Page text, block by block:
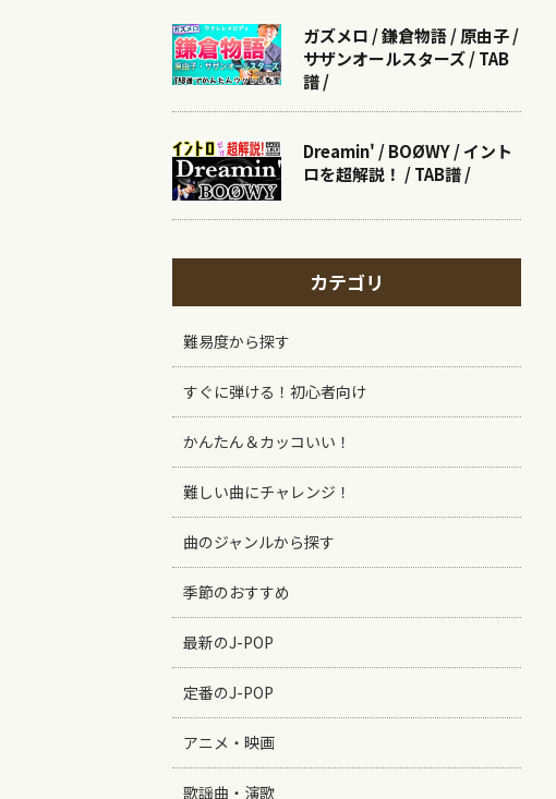
ガズメロ / 鎌倉物語 / 原由子 /
サザンオールスターズ / TAB
譜 /
Dreamin' / BOØWY / イント
ロを超解説！ / TAB譜 /
カテゴリ
難易度から探す
すぐに弾ける！初心者向け
かんたん＆カッコいい！
難しい曲にチャレンジ！
曲のジャンルから探す
季節のおすすめ
最新のJ-POP
定番のJ-POP
アニメ・映画
歌謡曲・演歌